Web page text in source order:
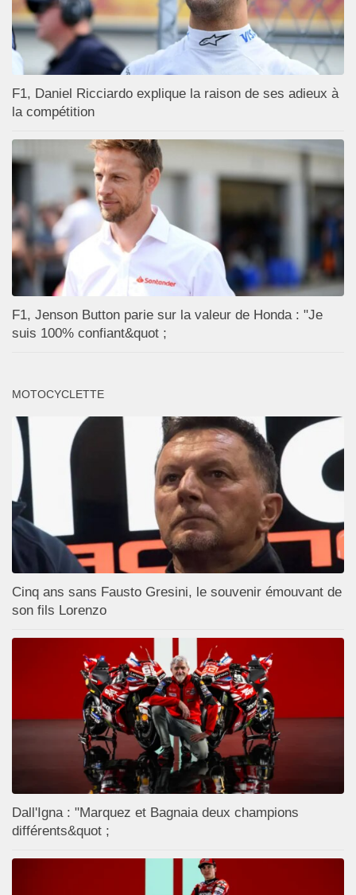
F1, Daniel Ricciardo explique la raison de ses adieux à
la compétition
F1, Jenson Button parie sur la valeur de Honda : "Je
suis 100% confiant&quot ;
MOTOCYCLETTE
Cinq ans sans Fausto Gresini, le souvenir émouvant de
son fils Lorenzo
Dall'Igna : "Marquez et Bagnaia deux champions
différents&quot ;